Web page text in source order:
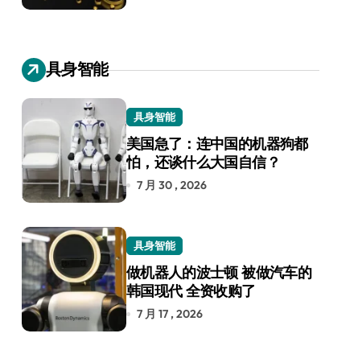
具身智能
具身智能
美国急了：连中国的机器狗都
怕，还谈什么大国自信？
7 月 30 , 2026
具身智能
做机器人的波士顿 被做汽车的
韩国现代 全资收购了
7 月 17 , 2026